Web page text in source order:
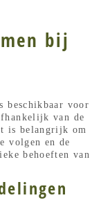
bij
beschikbaar voor
van de
is belangrijk om
volgen en de
behoeften van